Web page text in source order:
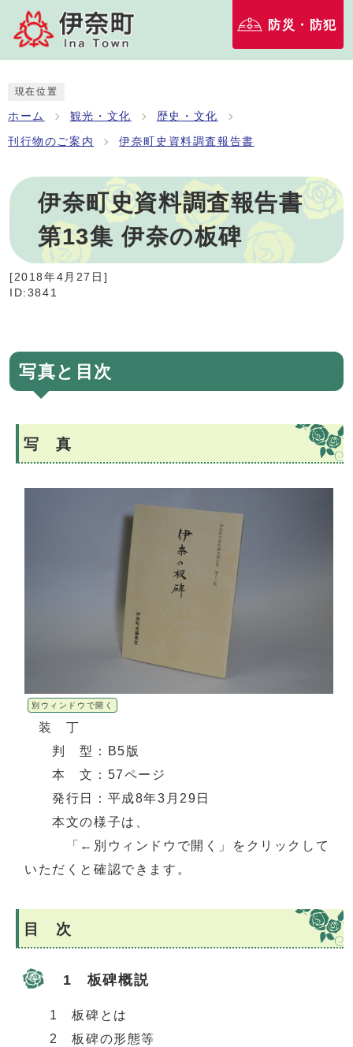
防災・防犯
現在位置
ホーム 観光・文化 歴史・文化
刊行物のご案内 伊奈町史資料調査報告書
伊奈町史資料調査報告書
第13集 伊奈の板碑
[2018年4月27日 ]
ID:3841
写真と目次
写 真
別ウィンドウで開く
装 丁
判 型：B5版
本 文：57ページ
発行日：平成8年3月29日
本文の様子は、
「←別ウィンドウで開く」をクリックして
いただくと確認できます。
目 次
1 板碑概説
1 板碑とは
2 板碑の形態等